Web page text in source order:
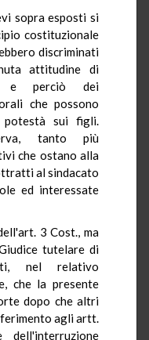
sopra esposti si
costituzionale
discriminati
attitudine di
e perciò dei
che possono
potestà sui figli.
tanto più
che ostano alla
al sindacato
ed interessate
3 Cost., ma
tutelare di
nel relativo
che la presente
dopo che altri
agli artt.